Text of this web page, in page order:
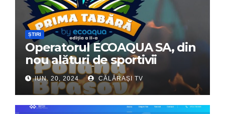
ȘTIRI
Operatorul ECOAQUA SA, din
nou alături de sportivii
călărășeni. Începe „Prima
Tabără”!
IUN. 20, 2024 CĂLĂRAȘI TV